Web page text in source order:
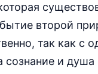
второй
так как с
и душа